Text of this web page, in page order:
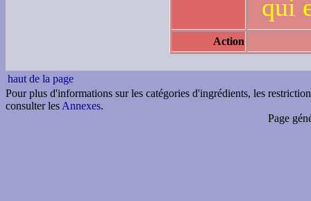
qui
Action
haut de la page
Pour plus d'informations sur les catégories d'ingrédients, les
consulter les Annexes.
Page